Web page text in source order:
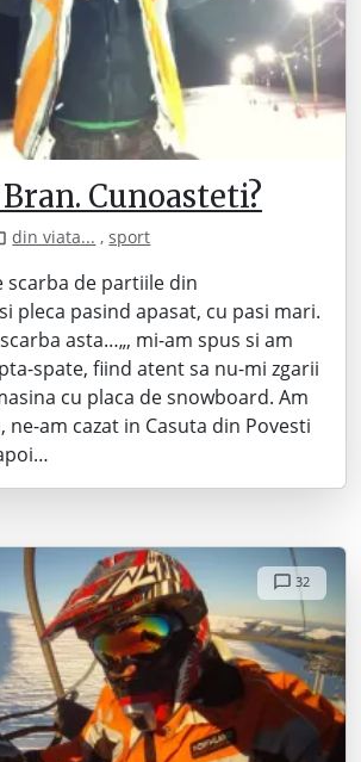
Cunoasteti?
din viata... ,sport
scarba de partiile din
pleca pasind apasat, cu pasi mari.
asta…„, mi-am spus si am
spate, fiind atent sa nu-mi zgarii
cu placa de snowboard. Am
ne-am cazat in Casuta din Povesti
32